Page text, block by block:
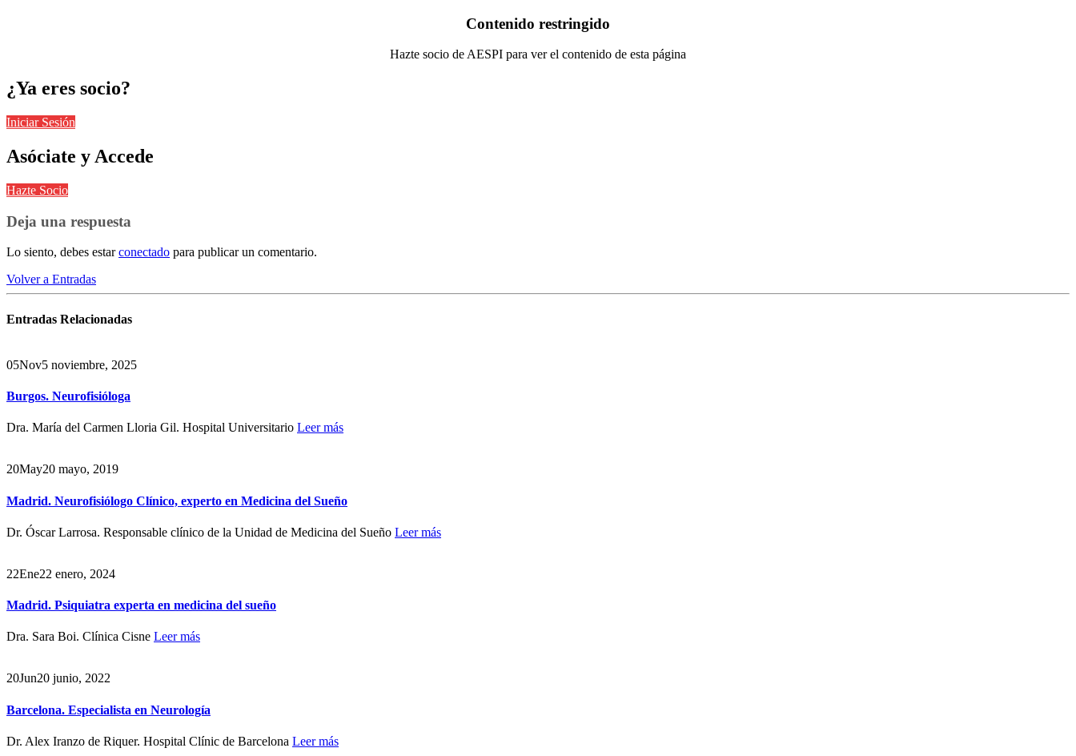
Contenido restringido
Hazte socio de AESPI para ver el contenido de esta página
¿Ya eres socio?
Iniciar Sesión
Asóciate y Accede
Hazte Socio
Deja una respuesta
Lo siento, debes estarconectado para publicar un comentario.
Volver a Entradas
Entradas Relacionadas
05Nov5 noviembre, 2025
Burgos. Neurofisióloga
Dra. María del Carmen Lloria Gil. Hospital Universitario Leer más
20May20 mayo, 2019
Madrid. Neurofisiólogo Clínico, experto en Medicina del Sueño
Dr. Óscar Larrosa. Responsable clínico de la Unidad de Medicina del Sueño Leer más
22Ene22 enero, 2024
Madrid. Psiquiatra experta en medicina del sueño
Dra. Sara Boi. Clínica Cisne Leer más
20Jun20 junio, 2022
Barcelona. Especialista en Neurología
Dr. Alex Iranzo de Riquer. Hospital Clínic de Barcelona Leer más